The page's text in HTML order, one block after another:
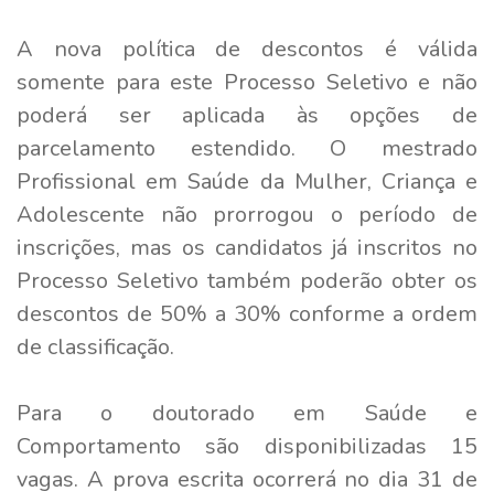
A nova política de descontos é válida
somente para este Processo Seletivo e não
poderá ser aplicada às opções de
parcelamento estendido. O mestrado
Profissional em Saúde da Mulher, Criança e
Adolescente não prorrogou o período de
inscrições, mas os candidatos já inscritos no
Processo Seletivo também poderão obter os
descontos de 50% a 30% conforme a ordem
de classificação.
Para o doutorado em Saúde e
Comportamento são disponibilizadas 15
vagas. A prova escrita ocorrerá no dia 31 de